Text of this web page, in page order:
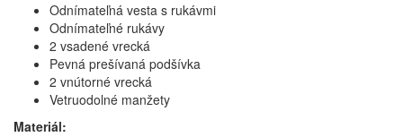
Odnímateľná vesta s rukávmi
Odnímateľné rukávy
2 vsadené vrecká
Pevná prešívaná podšívka
2 vnútorné vrecká
Vetruodolné manžety
Materiál: